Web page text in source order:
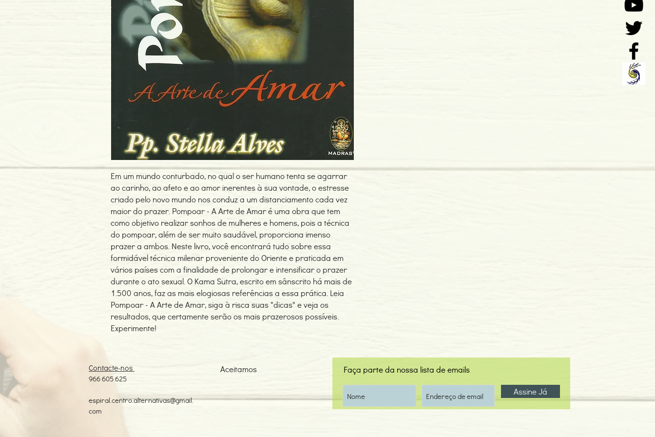
Em um mundo conturbado, no qual o ser humano tenta se agarrar
ao carinho, ao afeto e ao amor inerentes à sua vontade, o estresse
criado pelo novo mundo nos conduz a um distanciamento cada vez
maior do prazer. Pompoar - A Arte de Amar é uma obra que tem
como objetivo realizar sonhos de mulheres e homens, pois a técnica
do pompoar, além de ser muito saudável, proporciona imenso
prazer a ambos. Neste livro, você encontrará tudo sobre essa
formidável técnica milenar proveniente do Oriente e praticada em
vários países com a finalidade de prolongar e intensificar o prazer
durante o ato sexual. O Kama Sutra, escrito em sânscrito há mais de
1.500 anos, faz as mais elogiosas referências a essa prática. Leia
Pompoar - A Arte de Amar, siga à risca suas "dicas" e veja os
resultados, que certamente serão os mais prazerosos possíveis.
Experimente!
Contacte-nos
966 605 625
espiral.centro.alternativas@gmail.
com
Aceitamos
Faça parte da nossa lista de emails
Assine Já